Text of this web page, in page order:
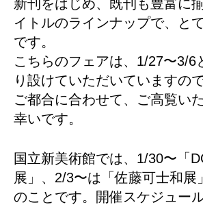
新刊をはじめ、既刊も豊富に
イトルのラインナップで、と
です。
こちらのフェアは、1/27〜3/6
り設けていただいていますの
ご都合に合わせて、ご高覧い
幸いです。
国立新美術館では、1/30〜「
展」、2/3〜は「佐藤可士和展
のことです。開催スケジュー